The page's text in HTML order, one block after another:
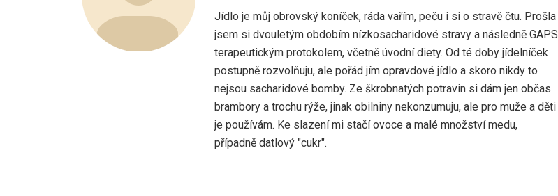
Jídlo je můj obrovský koníček, ráda vařím, peču i si o stravě čtu. Prošla
jsem si dvouletým obdobím nízkosacharidové stravy a následně GAPS
terapeutickým protokolem, včetně úvodní diety. Od té doby jídelníček
postupně rozvolňuju, ale pořád jím opravdové jídlo a skoro nikdy to
nejsou sacharidové bomby. Ze škrobnatých potravin si dám jen občas
brambory a trochu rýže, jinak obilniny nekonzumuju, ale pro muže a děti
je používám. Ke slazení mi stačí ovoce a malé množství medu,
případně datlový "cukr".